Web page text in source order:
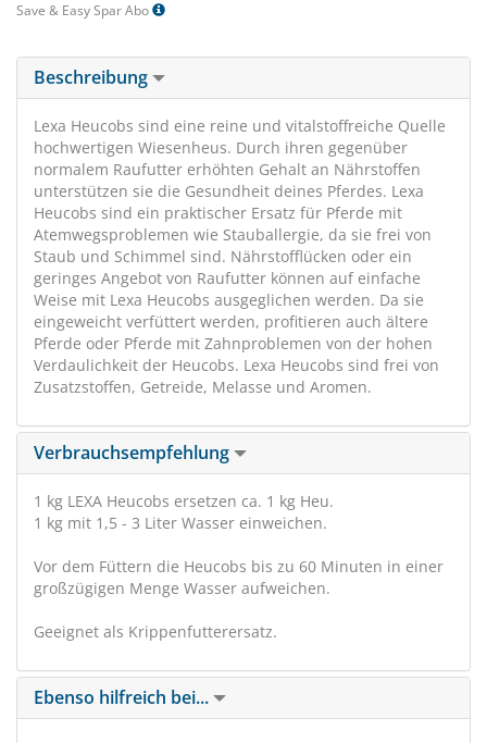
Save & Easy Spar Abo
Beschreibung
Lexa Heucobs sind eine reine und vitalstoffreiche Quelle
hochwertigen Wiesenheus. Durch ihren gegenüber
normalem Raufutter erhöhten Gehalt an Nährstoffen
unterstützen sie die Gesundheit deines Pferdes. Lexa
Heucobs sind ein praktischer Ersatz für Pferde mit
Atemwegsproblemen wie Stauballergie, da sie frei von
Staub und Schimmel sind. Nährstofflücken oder ein
geringes Angebot von Raufutter können auf einfache
Weise mit Lexa Heucobs ausgeglichen werden. Da sie
eingeweicht verfüttert werden, profitieren auch ältere
Pferde oder Pferde mit Zahnproblemen von der hohen
Verdaulichkeit der Heucobs. Lexa Heucobs sind frei von
Zusatzstoffen, Getreide, Melasse und Aromen.
Verbrauchsempfehlung
1 kg LEXA Heucobs ersetzen ca. 1 kg Heu.
1 kg mit 1,5 - 3 Liter Wasser einweichen.
Vor dem Füttern die Heucobs bis zu 60 Minuten in einer
großzügigen Menge Wasser aufweichen.
Geeignet als Krippenfutterersatz.
Ebenso hilfreich bei...